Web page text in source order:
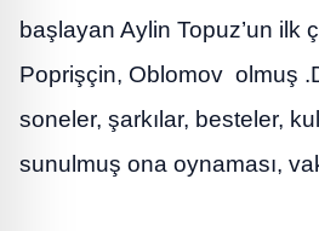
başlayan Aylin Topuz’un ilk
Poprişçin, Oblomov olmuş
soneler, şarkılar, besteler,
sunulmuş ona oynaması,